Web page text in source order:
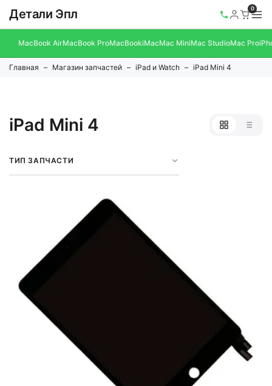
Детали Эпл 0
MacBook AirMacBook ProMacBookiMacMac MiniMac StudioMac Pro
Главная Магазин запчастей iPad и Watch iPad Mini 4
iPad Mini 4
ТИП ЗАПЧАСТИ